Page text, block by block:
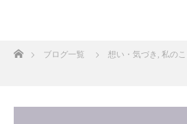
ホームブログ一覧 想い・気づき , 私のこ